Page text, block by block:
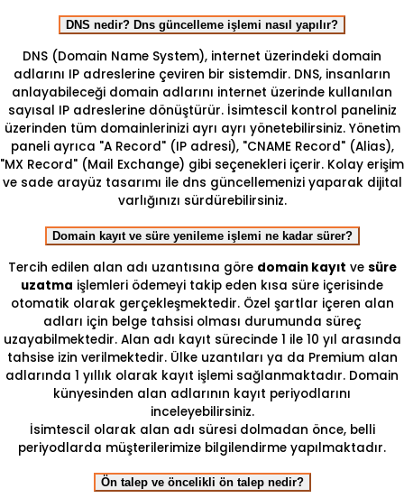
DNS nedir? Dns güncelleme işlemi nasıl yapılır?
DNS (Domain Name System), internet üzerindeki domain
adlarını IP adreslerine çeviren bir sistemdir. DNS, insanların
anlayabileceği domain adlarını internet üzerinde kullanılan
sayısal IP adreslerine dönüştürür. İsimtescil kontrol paneliniz
üzerinden tüm domainlerinizi ayrı ayrı yönetebilirsiniz. Yönetim
paneli ayrıca "A Record" (IP adresi), "CNAME Record" (Alias),
"MX Record" (Mail Exchange) gibi seçenekleri içerir. Kolay erişim
ve sade arayüz tasarımı ile dns güncellemenizi yaparak dijital
varlığınızı sürdürebilirsiniz.
Domain kayıt ve süre yenileme işlemi ne kadar sürer?
Tercih edilen alan adı uzantısına göre domain kayıt ve süre
uzatma işlemleri ödemeyi takip eden kısa süre içerisinde
otomatik olarak gerçekleşmektedir. Özel şartlar içeren alan
adları için belge tahsisi olması durumunda süreç
uzayabilmektedir. Alan adı kayıt sürecinde 1 ile 10 yıl arasında
tahsise izin verilmektedir. Ülke uzantıları ya da Premium alan
adlarında 1 yıllık olarak kayıt işlemi sağlanmaktadır. Domain
künyesinden alan adlarının kayıt periyodlarını
inceleyebilirsiniz.
İsimtescil olarak alan adı süresi dolmadan önce, belli
periyodlarda müşterilerimize bilgilendirme yapılmaktadır.
Ön talep ve öncelikli ön talep nedir?